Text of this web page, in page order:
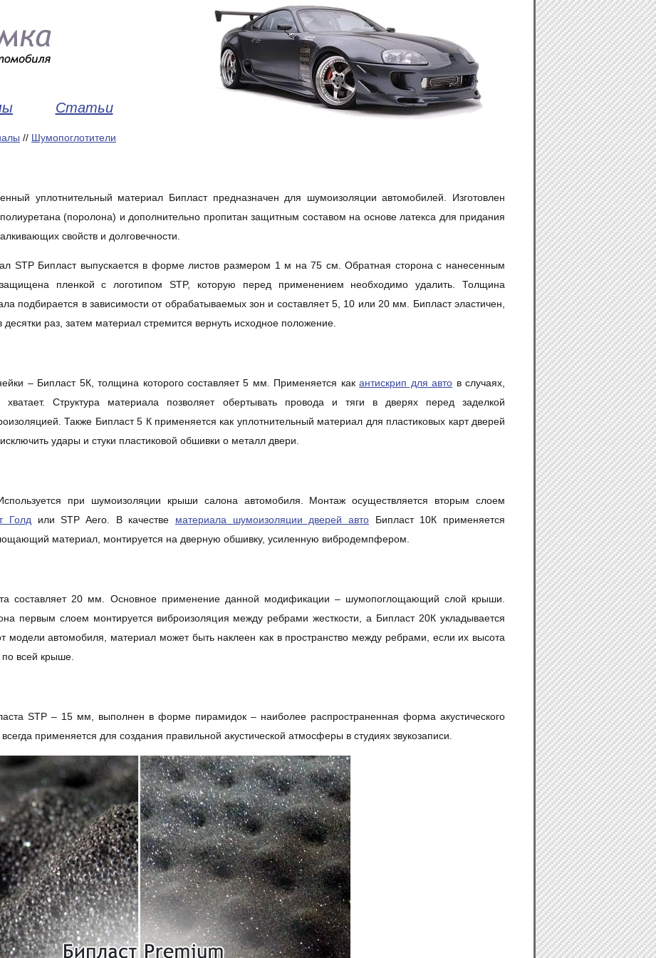
// Шумопоглотители
уплотнительный материал Бипласт предназначен для шумоизоляции автомобилей. Изготовлен
(поролона) и дополнительно пропитан защитным составом на основе латекса для придания
свойств и долговечности.
STP Бипласт выпускается в форме листов размером 1 м на 75 см. Обратная сторона с нанесенным
пленкой с логотипом STP, которую перед применением необходимо удалить. Толщина
подбирается в зависимости от обрабатываемых зон и составляет 5, 10 или 20 мм. Бипласт эластичен,
раз, затем материал стремится вернуть исходное положение.
– Бипласт 5К, толщина которого составляет 5 мм. Применяется какантискрип для авто в случаях,
Структура материала позволяет обертывать провода и тяги в дверях перед заделкой
Также Бипласт 5 К применяется как уплотнительный материал для пластиковых карт дверей
удары и стуки пластиковой обшивки о металл двери.
при шумоизоляции крыши салона автомобиля. Монтаж осуществляется вторым слоем
Голд или STP Aero. В качестве материала шумоизоляции дверей авто Бипласт 10К применяется
материал, монтируется на дверную обшивку, усиленную вибродемпфером.
составляет 20 мм. Основное применение данной модификации – шумопоглощающий слой крыши.
первым слоем монтируется виброизоляция между ребрами жесткости, а Бипласт 20К укладывается
модели автомобиля, материал может быть наклеен как в пространство между ребрами, если их высота
всей крыше.
STP – 15 мм, выполнен в форме пирамидок – наиболее распространенная форма акустического
применяется для создания правильной акустической атмосферы в студиях звукозаписи.
Статьи